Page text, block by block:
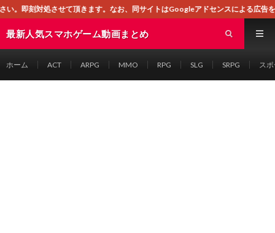
ます。なお、同サイトはGoogleアドセンスによる広告を掲載しております。
最新人気スマホゲーム動画まとめ
ホーム ACT ARPG MMO RPG SLG SRPG ス